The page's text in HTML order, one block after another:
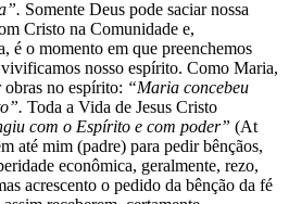
Somente Deus pode saciar nossa
Cristo na Comunidade e,
é o momento em que preenchemos
nosso espírito. Como Maria,
no espírito: “Maria concebeu
Toda a Vida de Jesus Cristo
com o Espírito e com poder” (At
até mim (padre) para pedir bênçãos,
econômica, geralmente, rezo,
acrescento o pedido da bênção da fé